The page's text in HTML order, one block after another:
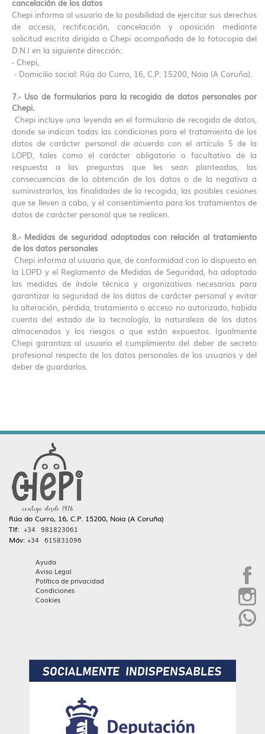
cancelación de los datos
Chepi informa al usuario de la posibilidad de ejercitar sus derechos
de acceso, rectificación, cancelación y oposición mediante
solicitud escrita dirigida a Chepi acompañada de la fotocopia del
D.N.I en la siguiente dirección:
- Chepi,
- Domicilio social: Rúa do Curro, 16, C.P. 15200, Noia (A Coruña).
7.- Uso de formularios para la recogida de datos personales por
Chepi.
Chepi incluye una leyenda en el formulario de recogida de datos,
donde se indican todas las condiciones para el tratamiento de los
datos de carácter personal de acuerdo con el artículo 5 de la
LOPD, tales como el carácter obligatorio o facultativo de la
respuesta a las preguntas que les sean planteadas, las
consecuencias de la obtención de los datos o de la negativa a
suministrarlos, las finalidades de la recogida, las posibles cesiones
que se lleven a cabo, y el consentimiento para los tratamientos de
datos de carácter personal que se realicen.
8.- Medidas de seguridad adoptadas con relación al tratamiento
de los datos personales
Chepi informa al usuario que, de conformidad con lo dispuesto en
la LOPD y el Reglamento de Medidas de Seguridad, ha adoptado
las medidas de índole técnica y organizativas necesarias para
garantizar la seguridad de los datos de carácter personal y evitar
la alteración, pérdida, tratamiento o acceso no autorizado, habida
cuenta del estado de la tecnología, la naturaleza de los datos
almacenados y los riesgos a que están expuestos. Igualmente
Chepi garantiza al usuario el cumplimiento del deber de secreto
profesional respecto de los datos personales de los usuarios y del
deber de guardarlos.
Rúa do Curro, 16, C.P. 15200, Noia (A Coruña)
Tlf: +34 981823061
Móv: +34 615831096
Ayuda
Aviso Legal
Política de privacidad
Condiciones
Cookies